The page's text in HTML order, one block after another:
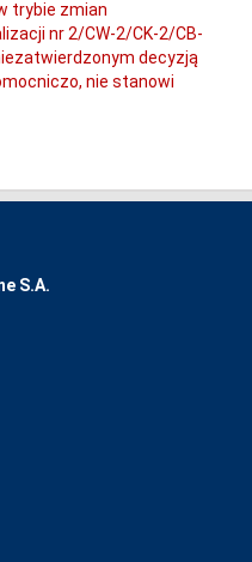
trybie zmian
nr 2/CW-2/CK-2/CB-
decyzją
nie stanowi
S.A.